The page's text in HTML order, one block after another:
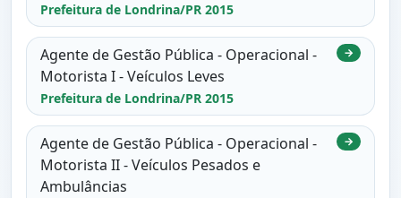
Prefeitura de Londrina/PR 2015
Agente de Gestão Pública - Operacional -
Motorista I - Veículos Leves
Prefeitura de Londrina/PR 2015
→
Agente de Gestão Pública - Operacional -
Motorista II - Veículos Pesados e
Ambulâncias
→